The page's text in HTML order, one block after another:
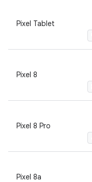
Pixel Tablet
Pixel 8
Pixel 8 Pro
Pixel 8a